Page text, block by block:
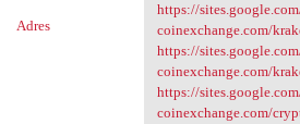
Adres
https://
coinexchange.com/
https://
coinexchange.com/
https://
coinexchange.com/